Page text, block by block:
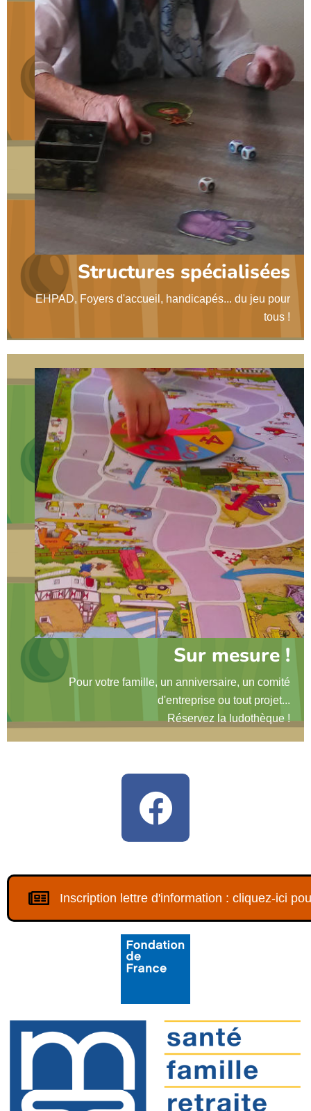
Structures spécialisées
EHPAD, Foyers d'accueil, handicapés... du jeu pour
tous !
Sur mesure !
Pour votre famille, un anniversaire, un comité
d'entreprise ou tout projet...
Réservez la ludothèque !
Inscription lettre d'information : cliquez-ici